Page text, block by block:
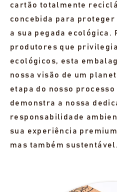
cartão totalmente
concebida para
a sua pegada ecológica.
produtores que
ecológicos, esta
nossa visão de um
etapa do nosso
demonstra a nossa
responsabilidade
sua experiência
mas também sustentável.